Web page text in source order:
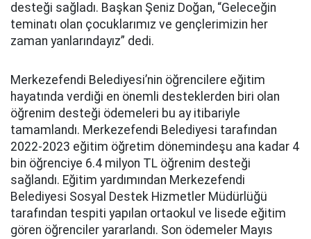
desteği sağladı. Başkan Şeniz Doğan, “Geleceğin
teminatı olan çocuklarımız ve gençlerimizin her
zaman yanlarındayız” dedi.
Merkezefendi Belediyesi’nin öğrencilere eğitim
hayatında verdiği en önemli desteklerden biri olan
öğrenim desteği ödemeleri bu ay itibariyle
tamamlandı. Merkezefendi Belediyesi tarafından
2022-2023 eğitim öğretim dönemindeşu ana kadar 4
bin öğrenciye 6.4 milyon TL öğrenim desteği
sağlandı. Eğitim yardımından Merkezefendi
Belediyesi Sosyal Destek Hizmetler Müdürlüğü
tarafından tespiti yapılan ortaokul ve lisede eğitim
gören öğrenciler yararlandı. Son ödemeler Mayıs